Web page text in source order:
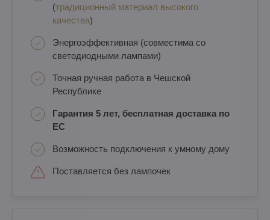
(традиционный материал высокого
качества)
Энергоэффективная (совместима со
светодиодными лампами)
Точная ручная работа в Чешской
Республике
Гарантия 5 лет, бесплатная доставка по
ЕС
Возможность подключения к умному дому
Поставляется без лампочек